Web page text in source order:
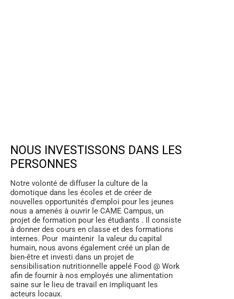
NOUS INVESTISSONS DANS LES
PERSONNES
Notre volonté de diffuser la culture de la
domotique dans les écoles et de créer de
nouvelles opportunités d'emploi pour les jeunes
nous a amenés à ouvrir le CAME Campus, un
projet de formation pour les étudiants . Il consiste
à donner des cours en classe et des formations
internes. Pour maintenir la valeur du capital
humain, nous avons également créé un plan de
bien-être et investi dans un projet de
sensibilisation nutritionnelle appelé Food @ Work
afin de fournir à nos employés une alimentation
saine sur le lieu de travail en impliquant les
acteurs locaux.